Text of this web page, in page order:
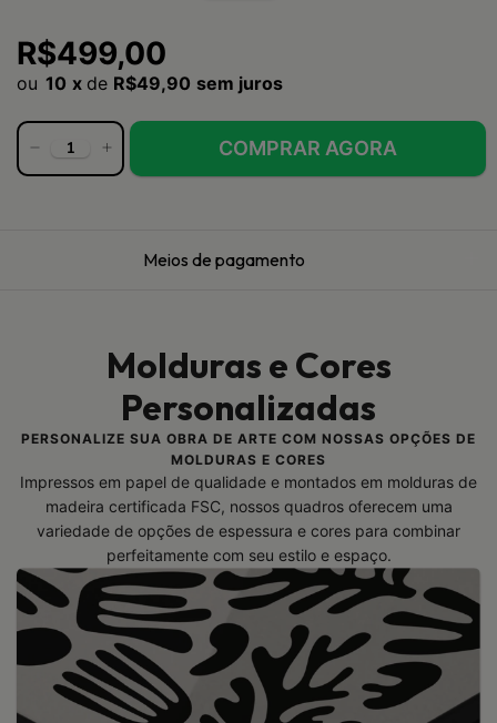
R$499,00
10 x de R$49,90 sem juros
Meios de pagamento
Molduras e Cores
Personalizadas
PERSONALIZE SUA OBRA DE ARTE COM NOSSAS OPÇÕES DE
MOLDURAS E CORES
Impressos em papel de qualidade e montados em molduras de
madeira certificada FSC, nossos quadros oferecem uma
variedade de opções de espessura e cores para combinar
perfeitamente com seu estilo e espaço.